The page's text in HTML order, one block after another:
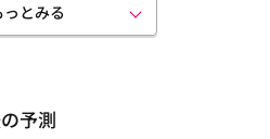
っとみる
予測